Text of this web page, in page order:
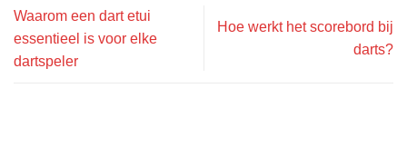
Waarom een dart etui
essentieel is voor elke
dartspeler
Hoe werkt het scorebord bij
darts?